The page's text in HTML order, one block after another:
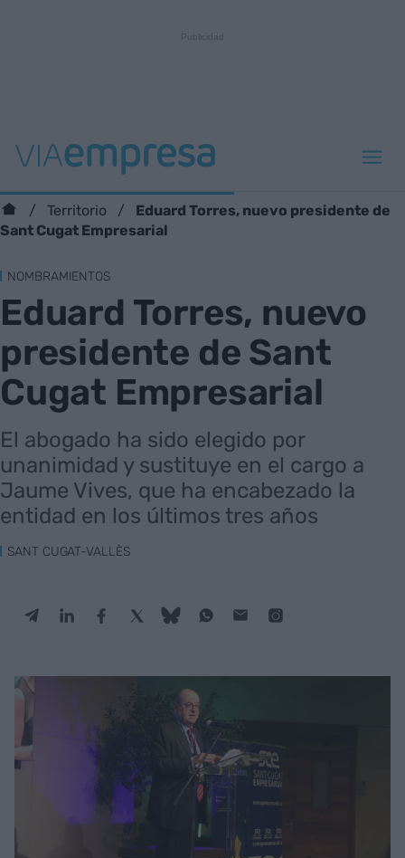
Territorio
Eduard Torres, nuevo presidente de
Sant Cugat Empresarial
NOMBRAMIENTOS
Eduard Torres, nuevo
presidente de Sant
Cugat Empresarial
El abogado ha sido elegido por
unanimidad y sustituye en el cargo a
Jaume Vives, que ha encabezado la
entidad en los últimos tres años
SANT CUGAT-VALLÈS